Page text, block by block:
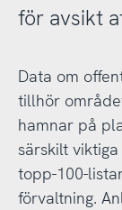
för avsikt
Data om
tillhör
hamnar på
särskilt
topp-100-
förvaltning.